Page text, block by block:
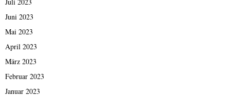
Juni 2023
Mai 2023
April 2023
März 2023
Februar 2023
Januar 2023